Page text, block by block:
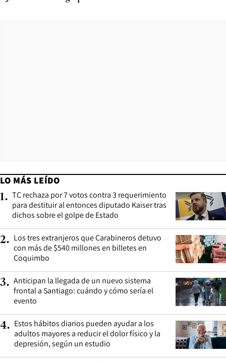
LO MÁS LEÍDO
1. TC rechaza por 7 votos contra 3 requerimiento
para destituir al entonces diputado Kaiser tras
dichos sobre el golpe de Estado
2. Los tres extranjeros que Carabineros detuvo
con más de $540 millones en billetes en
Coquimbo
3. Anticipan la llegada de un nuevo sistema
frontal a Santiago: cuándo y cómo sería el
evento
4. Estos hábitos diarios pueden ayudar a los
adultos mayores a reducir el dolor físico y la
depresión, según un estudio